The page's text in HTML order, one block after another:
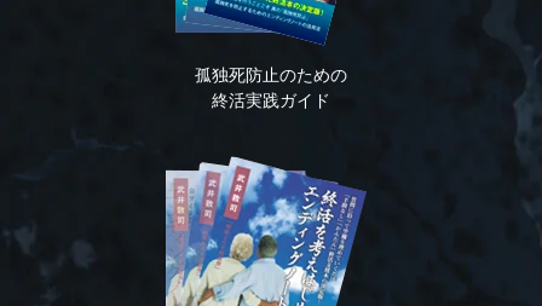
孤独死防止のための
終活実践ガイド